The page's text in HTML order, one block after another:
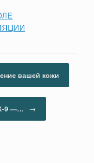
вашей кожи
9 ―… →